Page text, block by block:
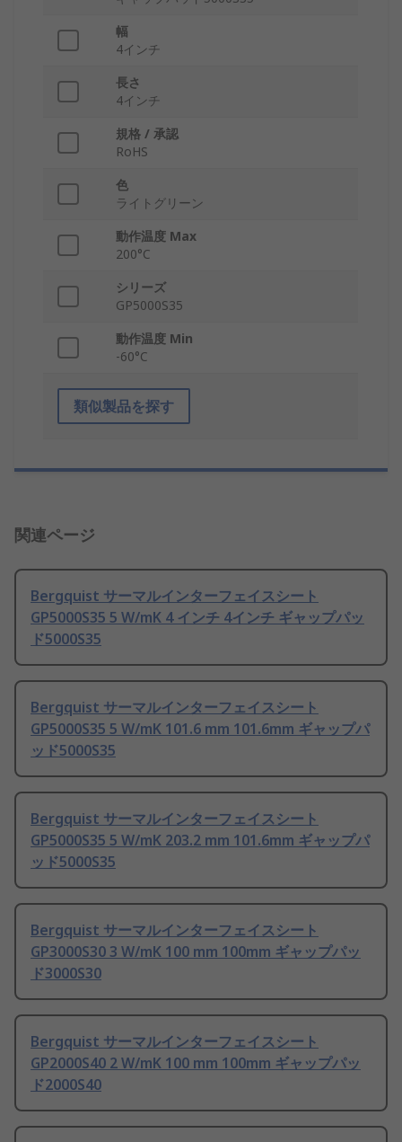
幅
4インチ
長さ
4インチ
規格 / 承認
RoHS
色
ライトグリーン
動作温度 Max
200°C
シリーズ
GP5000S35
動作温度 Min
-60°C
類似製品を探す
関連ページ
Bergquist サーマルインターフェイスシート
GP5000S35 5 W/mK 4 インチ 4インチ ギャップパッ
ド5000S35
Bergquist サーマルインターフェイスシート
GP5000S35 5 W/mK 101.6 mm 101.6mm ギャップパ
ッド5000S35
Bergquist サーマルインターフェイスシート
GP5000S35 5 W/mK 203.2 mm 101.6mm ギャップパ
ッド5000S35
Bergquist サーマルインターフェイスシート
GP3000S30 3 W/mK 100 mm 100mm ギャップパッ
ド3000S30
Bergquist サーマルインターフェイスシート
GP2000S40 2 W/mK 100 mm 100mm ギャップパッ
ド2000S40